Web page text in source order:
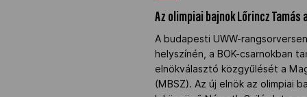
Los Angeles 2028
MOB
Kettőskarrier-program
Az olimpiai bajnok Lőrincz
A budapesti UWW-
helyszínén, a BOK-csarnokban
elnökválasztó közgyűlését a
(MBSZ). Az új elnök az olimpiai